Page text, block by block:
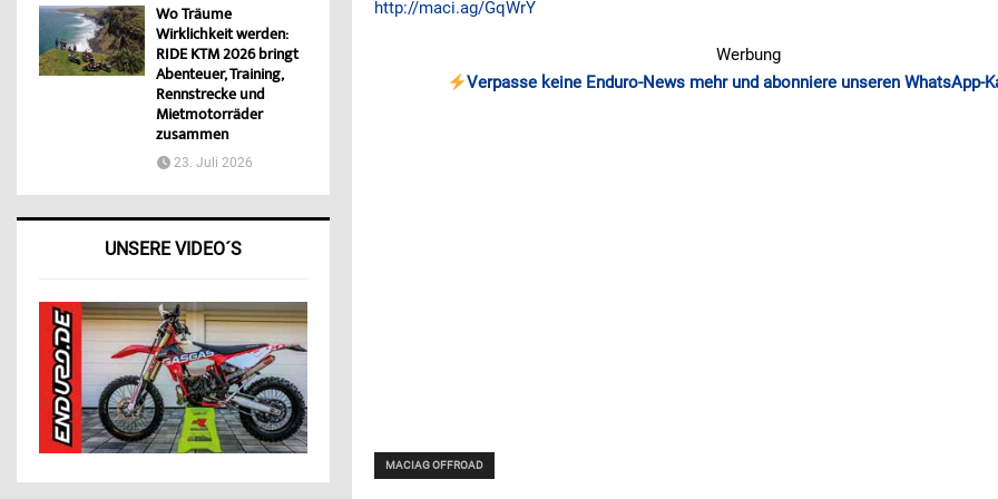
http://maci.ag/GqWrY
Werbung
Verpasse keine Enduro-News mehr und abonniere unseren WhatsApp-
MACIAG OFFROAD
Wo Träume
Wirklichkeit werden:
RIDE KTM 2026 bringt
Abenteuer, Training,
Rennstrecke und
Mietmotorräder
zusammen
23. Juli 2026
UNSERE VIDEO´S